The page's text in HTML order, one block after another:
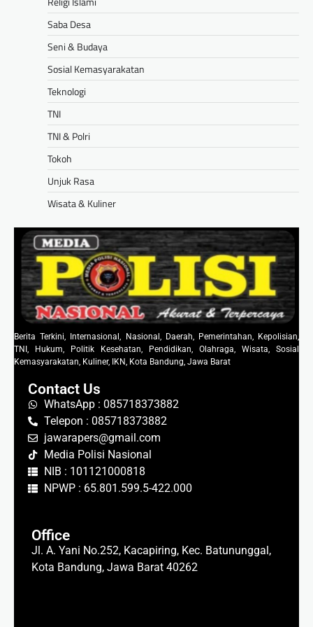
Saba Desa
Seni & Budaya
Sosial Kemasyarakatan
Teknologi
TNI
TNI & Polri
Tokoh
Unjuk Rasa
Wisata & Kuliner
Berita Terkini, Internasional, Nasional, Daerah, Pemerintahan, Kepolisian,
TNI, Hukum, Politik Kesehatan, Pendidikan, Olahraga, Wisata, Sosial
Kemasyarakatan, Kuliner, IKN, Kota Bandung, Jawa Barat
Contact Us
WhatsApp : 085718373882
Telepon : 085718373882
jawarapers@gmail.com
Media Polisi Nasional
NIB : 101121000818
NPWP : 65.801.599.5-422.000
Office
Jl. A. Yani No.252, Kacapiring, Kec. Batununggal,
Kota Bandung, Jawa Barat 40262